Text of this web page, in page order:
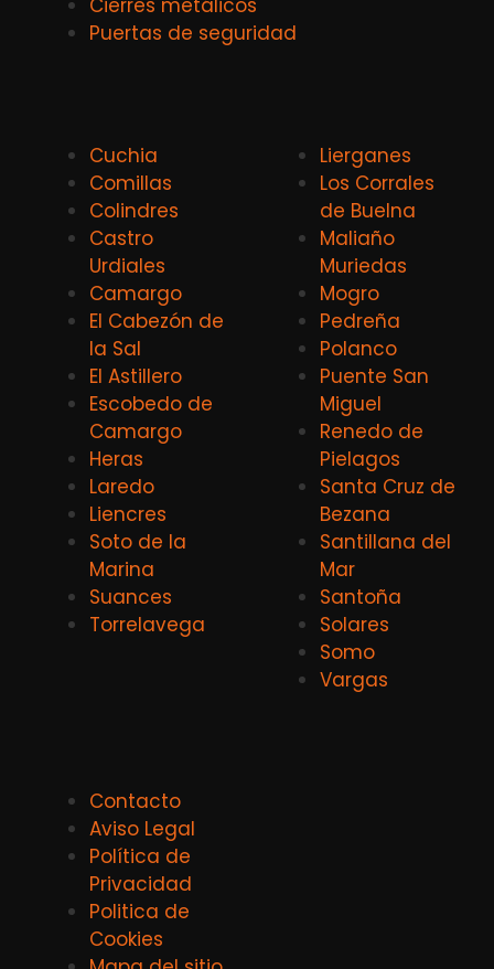
Cierres metálicos
Puertas de seguridad
Cuchia
Comillas
Colindres
Castro
Urdiales
Camargo
El Cabezón de
la Sal
El Astillero
Escobedo de
Camargo
Heras
Laredo
Liencres
Soto de la
Marina
Suances
Torrelavega
Lierganes
Los Corrales
de Buelna
Maliaño
Muriedas
Mogro
Pedreña
Polanco
Puente San
Miguel
Renedo de
Pielagos
Santa Cruz de
Bezana
Santillana del
Mar
Santoña
Solares
Somo
Vargas
Contacto
Aviso Legal
Política de
Privacidad
Politica de
Cookies